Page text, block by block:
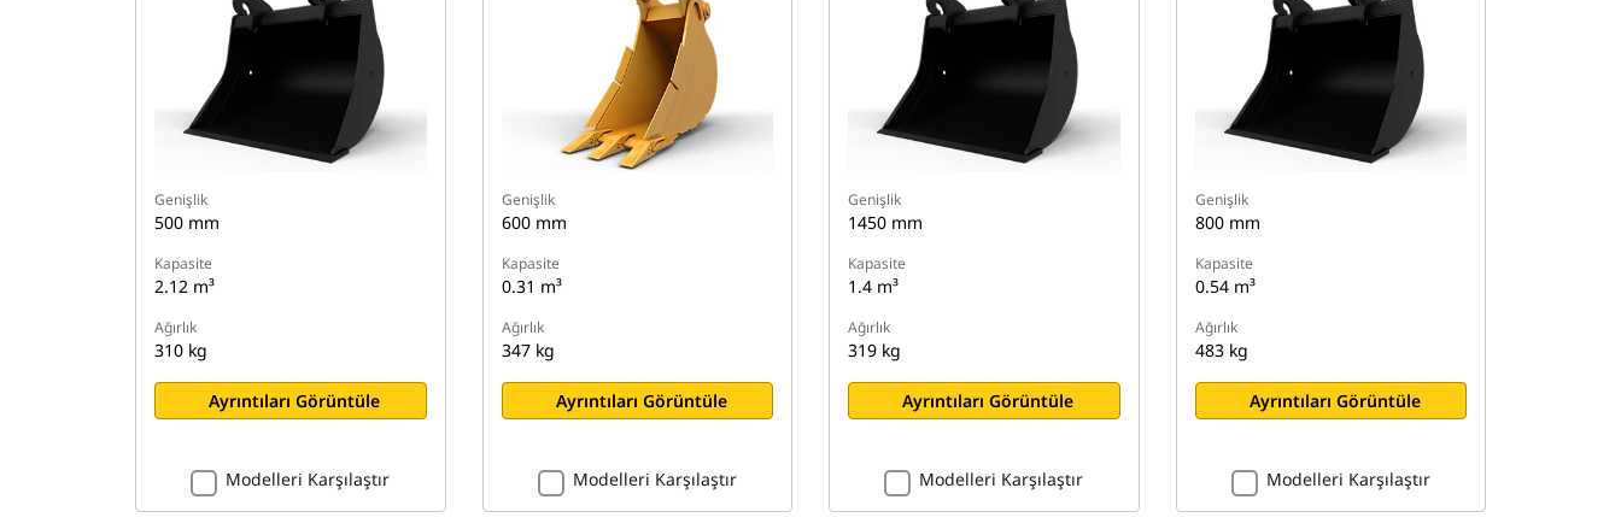
Genişlik
500 mm
Kapasite
2.12 m³
Ağırlık
310 kg
Ayrıntıları Görüntüle
Modelleri Karşılaştır
Genişlik
600 mm
Kapasite
0.31 m³
Ağırlık
347 kg
Ayrıntıları Görüntüle
Modelleri Karşılaştır
Genişlik
1450 mm
Kapasite
1.4 m³
Ağırlık
319 kg
Ayrıntıları Görüntüle
Modelleri Karşılaştır
Genişlik
800 mm
Kapasite
0.54 m³
Ağırlık
483 kg
Ayrıntıları Görüntüle
Modelleri Karşılaştır